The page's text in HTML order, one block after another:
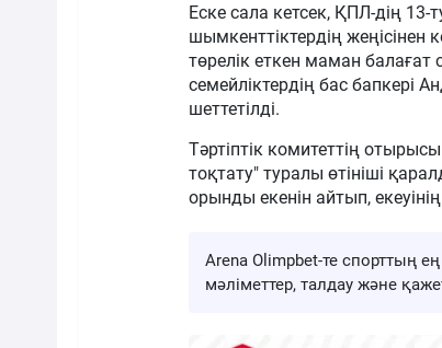
Еске сала кетсек, ҚПЛ-дің
шымкенттіктердің жеңісінен
төрелік еткен маман балағат
семейліктердің бас
шеттетілді.
Тәртіптік комитеттің
тоқтату" туралы өтініші
орынды екенін айтып,
Arena Olimpbet-те
мәліметтер, талдау және